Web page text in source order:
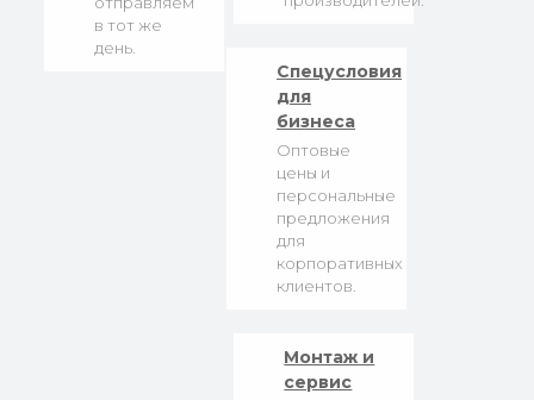
в тот же
день.
Спецусловия
для
бизнеса
Оптовые
цены и
персональные
предложения
для
корпоративных
клиентов.
Монтаж и
сервис